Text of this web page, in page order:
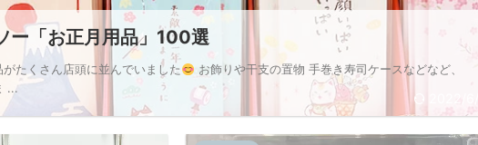
2022/6/
ー「お正月用品」100選
たくさん店頭に並んでいました
お飾りや干支の置物 手巻き寿司ケースなどなど、
...